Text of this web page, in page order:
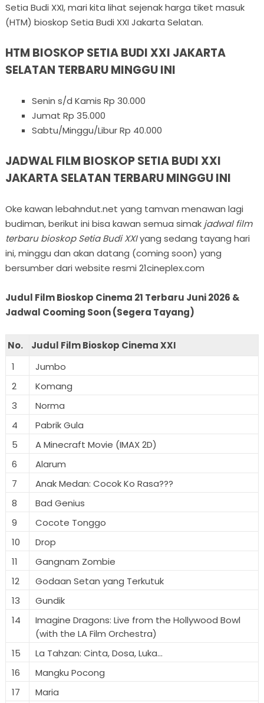
Setia Budi XXI, mari kita lihat sejenak harga tiket masuk
(HTM) bioskop Setia Budi XXI Jakarta Selatan.
HTM BIOSKOP SETIA BUDI XXI JAKARTA
SELATAN TERBARU MINGGU INI
Senin s/d Kamis Rp 30.000
Jumat Rp 35.000
Sabtu/Minggu/Libur Rp 40.000
JADWAL FILM BIOSKOP SETIA BUDI XXI
JAKARTA SELATAN TERBARU MINGGU INI
Oke kawan lebahndut.net yang tamvan menawan lagi
budiman, berikut ini bisa kawan semua simak jadwal film
terbaru bioskop Setia Budi XXIyang sedang tayang hari
ini, minggu dan akan datang (coming soon) yang
bersumber dari website resmi 21cineplex.com
Judul Film Bioskop Cinema 21 Terbaru Juni 2026 &
Jadwal Cooming Soon (Segera Tayang)
No.
Judul Film Bioskop Cinema XXI
1
Jumbo
2
Komang
3
Norma
4
Pabrik Gula
5
A Minecraft Movie (IMAX 2D)
6
Alarum
7
Anak Medan: Cocok Ko Rasa???
8
Bad Genius
9
Cocote Tonggo
10
Drop
11
Gangnam Zombie
12
Godaan Setan yang Terkutuk
13
Gundik
14
Imagine Dragons: Live from the Hollywood Bowl
(with the LA Film Orchestra)
15
La Tahzan: Cinta, Dosa, Luka...
16
Mangku Pocong
17
Maria